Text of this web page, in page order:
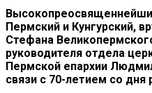
Пермский и Кунгурский,
Стефана
руководителя отдела
Пермской епархии
связи с 70-летием со дня